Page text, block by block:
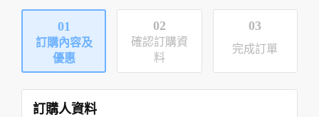
中南部出發
國內旅遊
01
訂購內容及
優惠
02
確認訂購資
料
03
完成訂單
訂購人資料